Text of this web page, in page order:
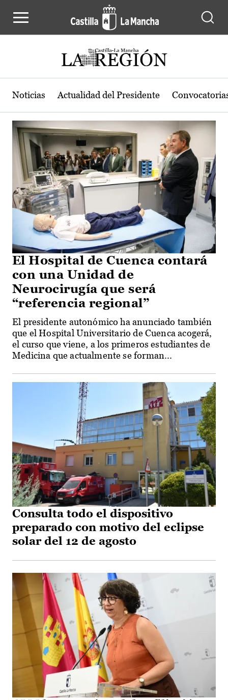
Actualidad de la región de Castilla-
Noticias Actualidad del Presidente
El Hospital de Cuenca contará
con una Unidad de
Neurocirugía que será
“referencia regional”
El presidente autonómico ha anunciado también
que el Hospital Universitario de Cuenca acogerá,
el curso que viene, a los primeros estudiantes de
Medicina que actualmente se forman...
Consulta todo el dispositivo
preparado con motivo del eclipse
solar del 12 de agosto